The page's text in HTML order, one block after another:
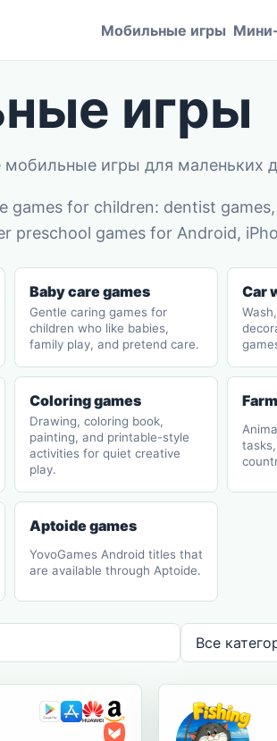
Мобильные игры
игры
игры для маленьких
games for children: dentist
preschool games for Android,
Baby care games
Gentle caring games for
children who like babies,
family play, and pretend care.
Car
Coloring games
Drawing, coloring book,
painting, and printable-style
activities for quiet creative
play.
Aptoide games
YovoGames Android titles that
are available through Aptoide.